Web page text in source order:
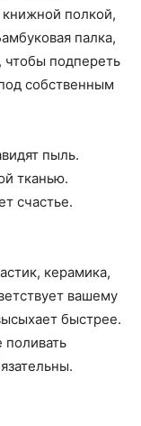
книжной полкой,
палка,
подпереть
собственным
пыль.
тканью.
счастье.
керамика,
вашему
быстрее.
поливать